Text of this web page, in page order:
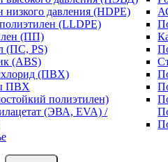
низкого давления (HDPE)
(LLDPE)
(ПП)
(ПС, PS)
(ABS)
(ПВХ)
ПВХ
полиэтилен)
(ЭВА, EVA) /